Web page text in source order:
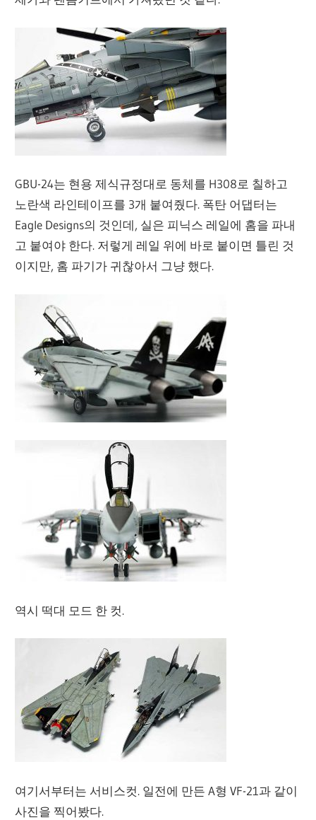
GBU-24는 현용 제식규정대로 동체를 H308로 칠하고
노란색 라인테이프를 3개 붙여줬다. 폭탄 어댑터는
Eagle Designs의 것인데, 실은 피닉스 레일에 홈을 파내
고 붙여야 한다. 저렇게 레일 위에 바로 붙이면 틀린 것
이지만, 홈 파기가 귀찮아서 그냥 했다.
역시 떡대 모드 한 컷.
여기서부터는 서비스컷. 일전에 만든 A형 VF-21과 같이
사진을 찍어봤다.